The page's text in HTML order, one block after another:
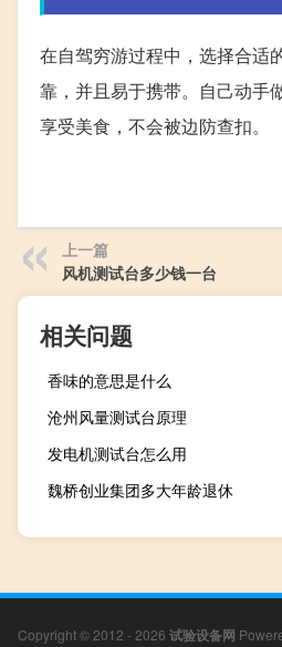
在自驾穷游过程中，选择合适
靠，并且易于携带。自己动手
享受美食，不会被边防查扣。
上一篇
风机测试台多少钱一台
相关问题
香味的意思是什么
沧州风量测试台原理
发电机测试台怎么用
魏桥创业集团多大年龄退休
Copyright © 2012 - 2026 试验设备网